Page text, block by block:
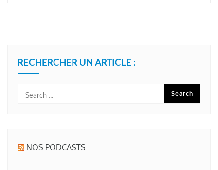
RECHERCHER UN ARTICLE :
NOS PODCASTS